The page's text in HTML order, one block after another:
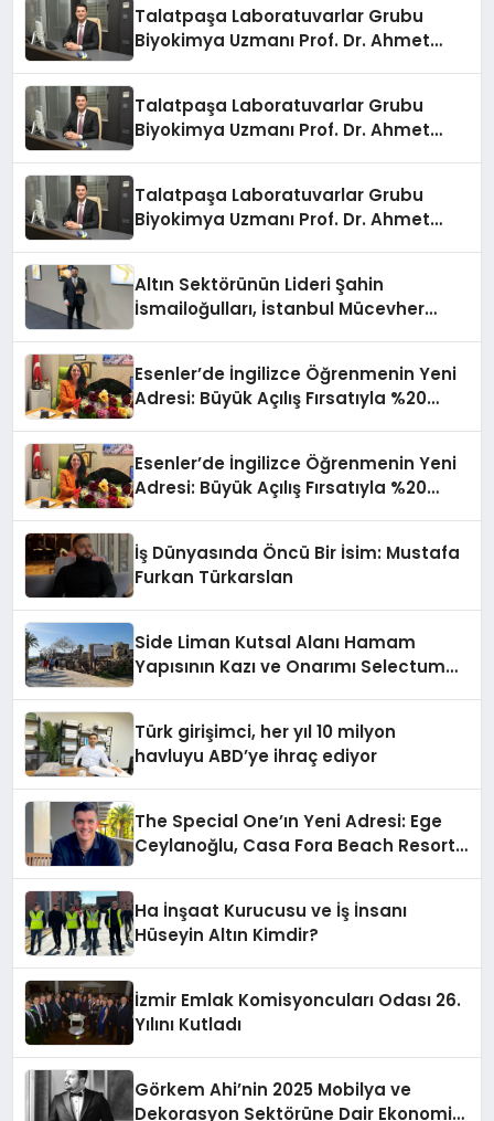
Talatpaşa Laboratuvarlar Grubu
Biyokimya Uzmanı Prof. Dr. Ahmet
Talatpaşa Laboratuvarlar Grubu
Biyokimya Uzmanı Prof. Dr. Ahmet
Talatpaşa Laboratuvarlar Grubu
Biyokimya Uzmanı Prof. Dr. Ahmet
Altın Sektörünün Lideri Şahin
İsmailoğulları, İstanbul Mücevher
Esenler’de İngilizce Öğrenmenin Yeni
Adresi: Büyük Açılış Fırsatıyla %20
Esenler’de İngilizce Öğrenmenin Yeni
Adresi: Büyük Açılış Fırsatıyla %20
İş Dünyasında Öncü Bir İsim: Mustafa
Furkan Türkarslan
Side Liman Kutsal Alanı Hamam
Yapısının Kazı ve Onarımı Selectum
Türk girişimci, her yıl 10 milyon
havluyu ABD’ye ihraç ediyor
The Special One’ın Yeni Adresi: Ege
Ceylanoğlu, Casa Fora Beach Resort
Ha İnşaat Kurucusu ve İş İnsanı
Hüseyin Altın Kimdir?
İzmir Emlak Komisyoncuları Odası 26.
Yılını Kutladı
Görkem Ahi’nin 2025 Mobilya ve
Dekorasyon Sektörüne Dair Ekonomik